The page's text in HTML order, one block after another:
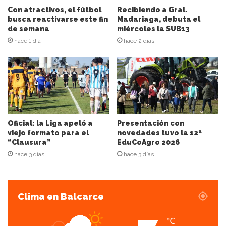
i
ó
n
d
c
o
r
r
e
o
e
l
e
c
n
Con atractivos, el fútbol
busca reactivarse este fin
de semana
hace 1 día
Recibiendo a Gral.
Madariaga, debuta el
miércoles la SUB13
hace 2 días
Oficial: la Liga apeló a
viejo formato para el
“Clausura”
hace 3 días
Presentación con
novedades tuvo la 12ª
EduCoAgro 2026
hace 3 días
Clima en Balcarce
℃